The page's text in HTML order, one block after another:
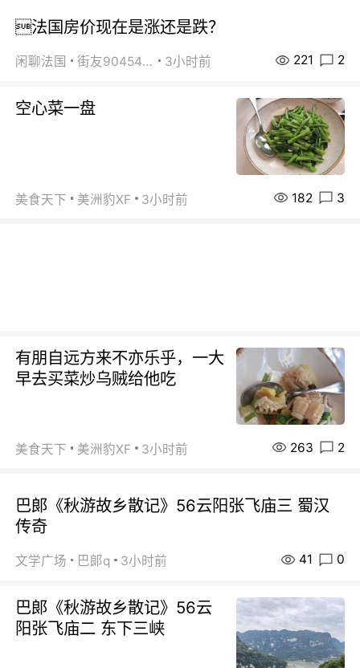
法国房价现在是涨还是跌？
闲聊法国 街友90454511 3小时前 221 2
空心菜一盘
美食天下 美洲豹XF 3小时前 182 3
有朋自远方来不亦乐乎，一大
早去买菜炒乌贼给他吃
美食天下 美洲豹XF 3小时前 263 2
巴郞《秋游故乡散记》56云阳张飞庙三 蜀汉
传奇
文学广场 巴郞q 3小时前 41 0
巴郞《秋游故乡散记》56云
阳张飞庙二 东下三峡